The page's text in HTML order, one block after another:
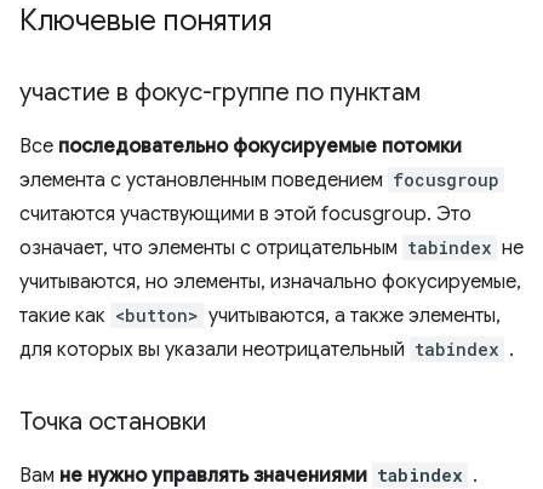
Ключевые понятия
участие в фокус-группе по пунктам
Все последовательно фокусируемые потомки
элемента с установленным поведением focusgroup
считаются участвующими в этой focusgroup. Это
означает, что элементы с отрицательным tabindex не
учитываются, но элементы, изначально фокусируемые,
такие как <button> учитываются, а также элементы,
для которых вы указали неотрицательный tabindex .
Точка остановки
Вам не нужно управлять значениями tabindex .